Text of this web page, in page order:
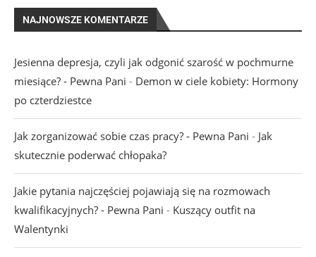
NAJNOWSZE KOMENTARZE
Jesienna depresja, czyli jak odgonić szarość w pochmurne
miesiące? - Pewna Pani - Demon w ciele kobiety: Hormony
po czterdziestce
Jak zorganizować sobie czas pracy? - Pewna Pani - Jak
skutecznie poderwać chłopaka?
Jakie pytania najczęściej pojawiają się na rozmowach
kwalifikacyjnych? - Pewna Pani - Kuszący outfit na
Walentynki